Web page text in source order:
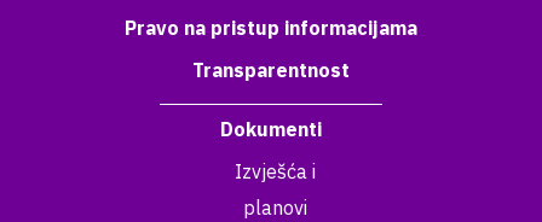
Pravo na pristup informacijama
Transparentnost
Dokumenti
Izvješća i
planovi